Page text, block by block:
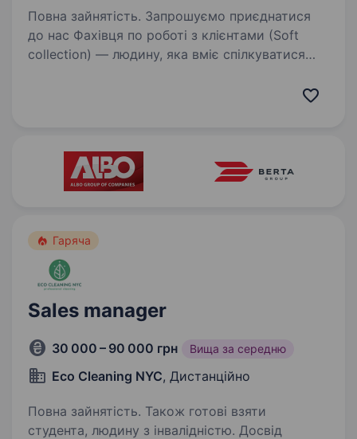
Повна зайнятість. Запрошуємо приєднатися
до нас Фахівця по роботі з клієнтами (Soft
collection) — людину, яка вміє спілкуватися
Гаряча
Sales manager
30 000 – 90 000 грн Вища за середню
Eco Cleaning NYC, Дистанційно
Повна зайнятість. Також готові взяти
студента, людину з інвалідністю. Досвід